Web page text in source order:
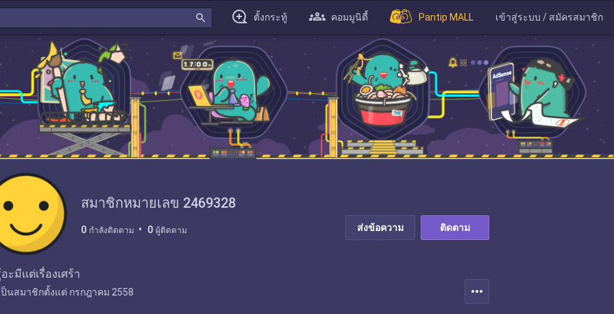
search ตั้งกระทู้ คอมมูนิตี้ Pantip MALL เข้าสู่ระบบ / สมัครสมาชิก
สมาชิกหมายเลข 2469328
0 กำลังติดตาม 0 ผู้ติดตาม ส่งข้อความ ติดตาม
ะมีเเต่เรื่องเศร้า
ป็นสมาชิกตั้งแต่ กรกฎาคม 2558 more_horiz